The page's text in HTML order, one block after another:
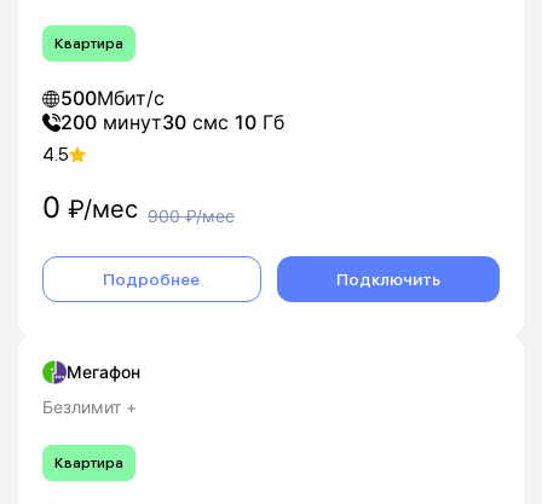
Квартира
500Мбит/с
200 минут30 смс 10 Гб
4.5
0 ₽/мес 900₽/мес
Подробнее Подключить
Мегафон
Безлимит +
Квартира